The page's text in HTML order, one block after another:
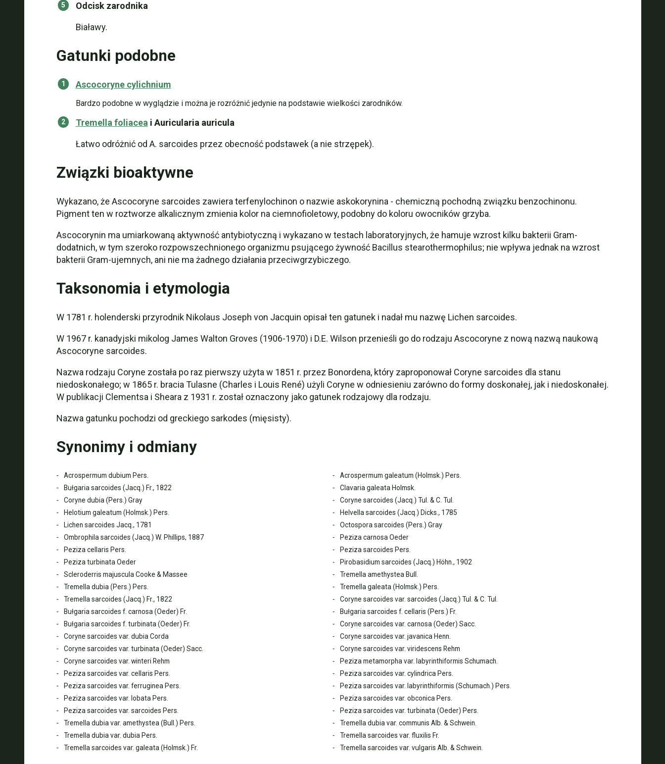
Odcisk zarodnika
Białawy.
Gatunki podobne
Ascocoryne cylichnium
Bardzo podobne w wyglądzie i można je rozróżnić jedynie na podstawie wielkości zarodników.
Tremella foliacea i Auricularia auricula
Łatwo odróżnić od A. sarcoides przez obecność podstawek (a nie strzępek).
Związki bioaktywne
Wykazano, że Ascocoryne sarcoides zawiera terfenylochinon o nazwie askokorynina - chemiczną pochodną związku benzochinonu.
Pigment ten w roztworze alkalicznym zmienia kolor na ciemnofioletowy, podobny do koloru owocników grzyba.
Ascocorynin ma umiarkowaną aktywność antybiotyczną i wykazano w testach laboratoryjnych, że hamuje wzrost kilku bakterii Gram-
dodatnich, w tym szeroko rozpowszechnionego organizmu psującego żywność Bacillus stearothermophilus; nie wpływa jednak na wzrost
bakterii Gram-ujemnych, ani nie ma żadnego działania przeciwgrzybiczego.
Taksonomia i etymologia
W 1781 r. holenderski przyrodnik Nikolaus Joseph von Jacquin opisał ten gatunek i nadał mu nazwę Lichen sarcoides.
W 1967 r. kanadyjski mikolog James Walton Groves (1906-1970) i D.E. Wilson przenieśli go do rodzaju Ascocoryne z nową nazwą naukową
Ascocoryne sarcoides.
Nazwa rodzaju Coryne została po raz pierwszy użyta w 1851 r. przez Bonordena, który zaproponował Coryne sarcoides dla stanu
niedoskonałego; w 1865 r. bracia Tulasne (Charles i Louis René) użyli Coryne w odniesieniu zarówno do formy doskonałej, jak i niedoskonałej.
W publikacji Clementsa i Sheara z 1931 r. został oznaczony jako gatunek rodzajowy dla rodzaju.
Nazwa gatunku pochodzi od greckiego sarkodes (mięsisty).
Synonimy i odmiany
Acrospermum dubium Pers.
Acrospermum galeatum (Holmsk.) Pers.
Bułgaria sarcoides (Jacq.) Fr., 1822
Clavaria galeata Holmsk.
Coryne dubia (Pers.) Gray
Coryne sarcoides (Jacq.) Tul. & C. Tul.
Helotium galeatum (Holmsk.) Pers.
Helvella sarcoides (Jacq.) Dicks., 1785
Lichen sarcoides Jacq., 1781
Octospora sarcoides (Pers.) Gray
Ombrophila sarcoides (Jacq.) W. Phillips, 1887
Peziza carnosa Oeder
Peziza cellaris Pers.
Peziza sarcoides Pers.
Peziza turbinata Oeder
Pirobasidium sarcoides (Jacq.) Höhn., 1902
Scleroderris majuscula Cooke & Massee
Tremella amethystea Bull.
Tremella dubia (Pers.) Pers.
Tremella galeata (Holmsk.) Pers.
Tremella sarcoides (Jacq.) Fr., 1822
Coryne sarcoides var. sarcoides (Jacq.) Tul. & C. Tul.
Bułgaria sarcoides f. carnosa (Oeder) Fr.
Bułgaria sarcoides f. cellaris (Pers.) Fr.
Bułgaria sarcoides f. turbinata (Oeder) Fr.
Coryne sarcoides var. carnosa (Oeder) Sacc.
Coryne sarcoides var. dubia Corda
Coryne sarcoides var. javanica Henn.
Coryne sarcoides var. turbinata (Oeder) Sacc.
Coryne sarcoides var. viridescens Rehm
Coryne sarcoides var. winteri Rehm
Peziza metamorpha var. labyrinthiformis Schumach.
Peziza sarcoides var. cellaris Pers.
Peziza sarcoides var. cylindrica Pers.
Peziza sarcoides var. ferruginea Pers.
Peziza sarcoides var. labyrinthiformis (Schumach.) Pers.
Peziza sarcoides var. lobata Pers.
Peziza sarcoides var. obconica Pers.
Peziza sarcoides var. sarcoides Pers.
Peziza sarcoides var. turbinata (Oeder) Pers.
Tremella dubia var. amethystea (Bull.) Pers.
Tremella dubia var. communis Alb. & Schwein.
Tremella dubia var. dubia Pers.
Tremella sarcoides var. fluxilis Fr.
Tremella sarcoides var. galeata (Holmsk.) Fr.
Tremella sarcoides var. vulgaris Alb. & Schwein.